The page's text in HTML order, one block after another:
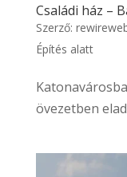
Családi ház –
Szerző:
Építés alatt
övezetben